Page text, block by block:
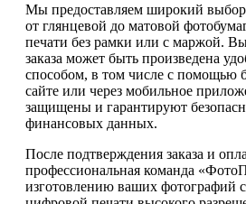
Мы предоставляем широкий
от глянцевой до матовой
печати без рамки или с маржой.
заказа может быть произведена
способом, в том числе с помощью
сайте или через мобильное
защищены и гарантируют
финансовых данных.
После подтверждения заказа и
профессиональная команда
изготовлению ваших фотографий